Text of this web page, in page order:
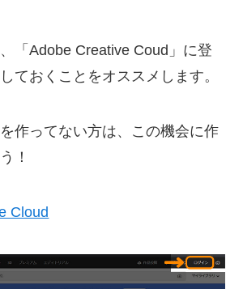
「Adobe Creative Coud」に登
ておくことをオススメします。
作ってない方は、この機会に作
！
Cloud